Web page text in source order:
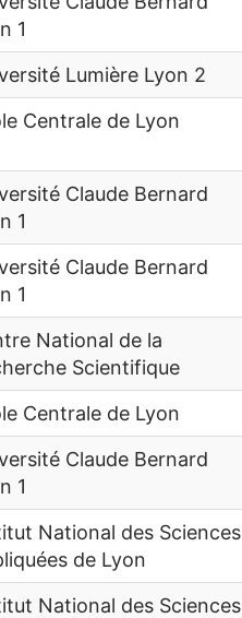
1
Lumière Lyon 2
Centrale de Lyon
Claude Bernard
1
Claude Bernard
1
National de la
Scientifique
Centrale de Lyon
Claude Bernard
1
National des Sciences
de Lyon
National des Sciences